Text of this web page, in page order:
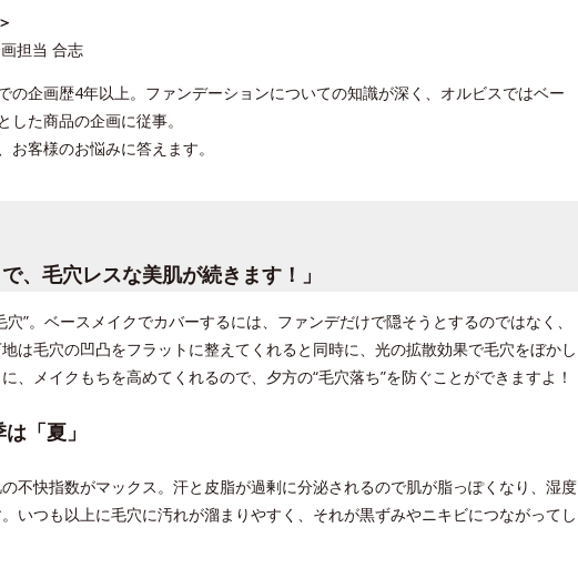
担当 合志
の企画歴4年以上。ファンデーションについての知識が深く、オルビスではベー
した商品の企画に従事。
お客様のお悩みに答えます。
、毛穴レスな美肌が続きます！」
”。ベースメイクでカバーするには、ファンデだけで隠そうとするのではなく、
は毛穴の凹凸をフラットに整えてくれると同時に、光の拡散効果で毛穴をぼかし
、メイクもちを高めてくれるので、夕方の“毛穴落ち”を防ぐことができますよ！
「夏」
不快指数がマックス。汗と皮脂が過剰に分泌されるので肌が脂っぽくなり、湿度
いつも以上に毛穴に汚れが溜まりやすく、それが黒ずみやニキビにつながってし